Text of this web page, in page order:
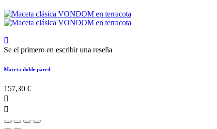

Se el primero en escribir una reseña
Maceta doble pared
157,30 €

